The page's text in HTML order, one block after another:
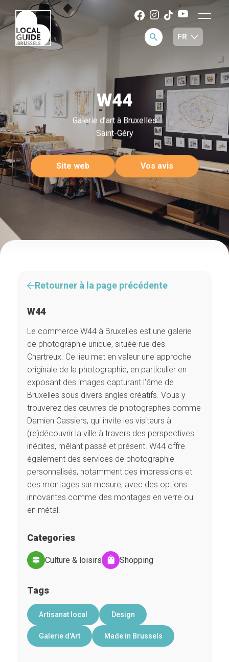
W44
Galerie d’art à Bruxelles
Saint-Géry
Site web Vos avis
Retourner à la page précédente
W44
Le commerce W44 à Bruxelles est une galerie
de photographie unique, située rue des
Chartreux. Ce lieu met en valeur une approche
originale de la photographie, en particulier en
exposant des images capturant l’âme de
Bruxelles sous divers angles créatifs. Vous y
trouverez des œuvres de photographes comme
Damien Cassiers, qui invite les visiteurs à
(re)découvrir la ville à travers des perspectives
inédites, mêlant passé et présent. W44 offre
également des services de photographie
personnalisés, notamment des impressions et
des montages sur mesure, avec des options
innovantes comme des montages en verre ou
en métal.
Categories
Culture & loisirs Shopping
Tags
Artisanat local Design
Galerie d'Art Made in Brussels